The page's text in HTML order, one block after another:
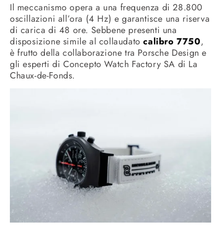
Il meccanismo opera a una frequenza di 28.800
oscillazioni all’ora (4 Hz) e garantisce una riserva
di carica di 48 ore. Sebbene presenti una
disposizione simile al collaudatocalibro 7750,
è frutto della collaborazione tra Porsche Design e
gli esperti di Concepto Watch Factory SA di La
Chaux-de-Fonds.